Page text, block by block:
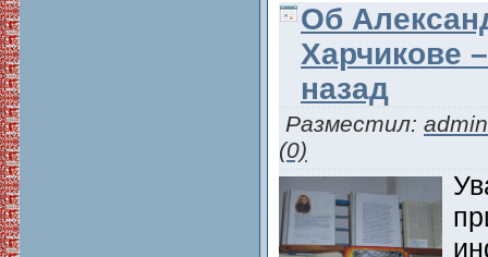
Об
Харчикове
назад
Разместил: admin
(0)